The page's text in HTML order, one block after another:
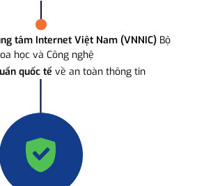
tâm Internet Việt Nam (VNNIC) Bộ
học và Công nghệ
quốc tế về an toàn thông tin